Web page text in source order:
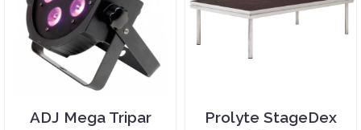
ADJ Mega Tripar
Prolyte StageDex